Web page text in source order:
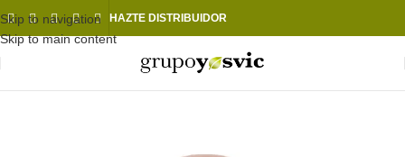
Skip to navigation
Skip to main content
HAZTE DISTRIBUIDOR